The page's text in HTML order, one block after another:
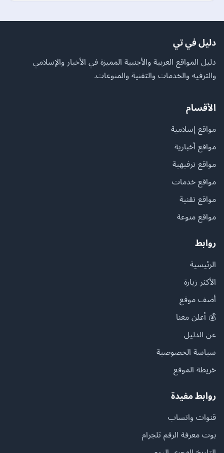
دليل في تي
دليل المواقع العربية والأجنبية المميزة في الأخبار والإسلامي
والترفيه والخدمات والتقنية والمنوعات.
الأقسام
مواقع إسلامية
مواقع أخبارية
مواقع ترفيهية
مواقع خدمات
مواقع تقنية
مواقع منوعة
روابط
الرئيسية
الأكثر زيارة
أضف موقع
💰 أعلن معنا
عن الدليل
سياسة الخصوصية
خريطة الموقع
روابط مفيدة
قنوات واتساب
بوت معرفة الرقم تلجرام